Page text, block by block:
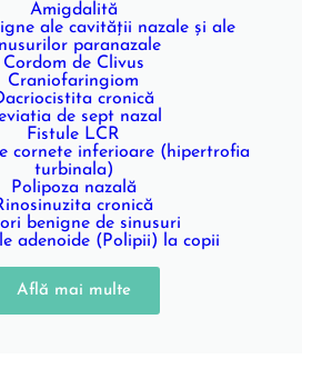
Amigdalită
ale cavității nazale și ale
paranazale
Cordom de Clivus
Craniofaringiom
cronică
de sept nazal
Fistule LCR
cornete inferioare (hipertrofia
turbinala)
Polipoza nazală
cronică
benigne de sinusuri
adenoide (Polipii) la copii
Află mai multe